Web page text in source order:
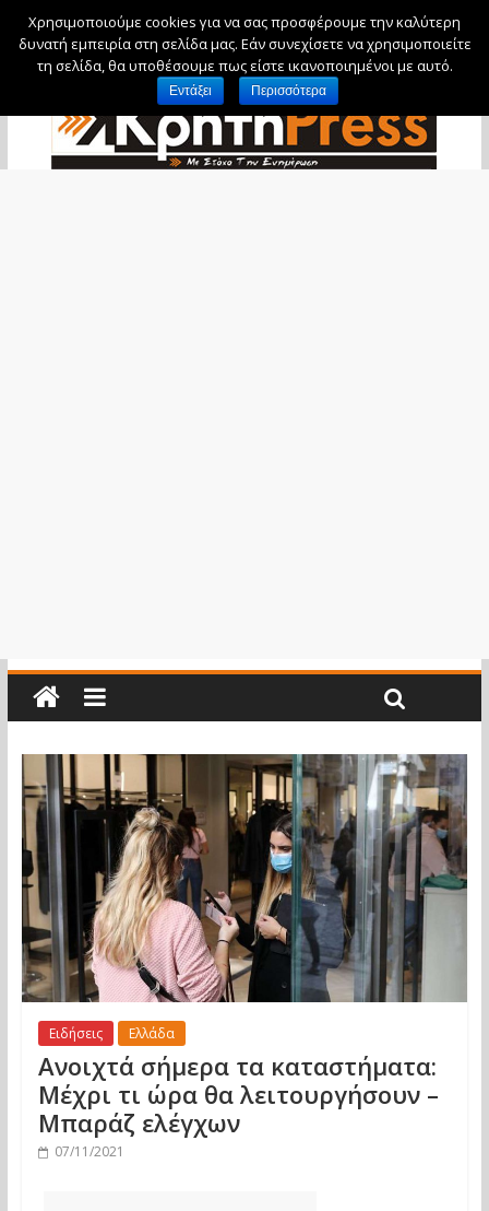
Παρασκευή, 7 Αυγούστου, 2026
Ειδήσεις Ελλάδα
Ανοιχτά σήμερα τα καταστήματα:
Μέχρι τι ώρα θα λειτουργήσουν –
Μπαράζ ελέγχων
07/11/2021
Χρησιμοποιούμε cookies για να σας προσφέρουμε την καλύτερη
δυνατή εμπειρία στη σελίδα μας. Εάν συνεχίσετε να χρησιμοποιείτε
τη σελίδα, θα υποθέσουμε πως είστε ικανοποιημένοι με αυτό.
Εντάξει Περισσότερα